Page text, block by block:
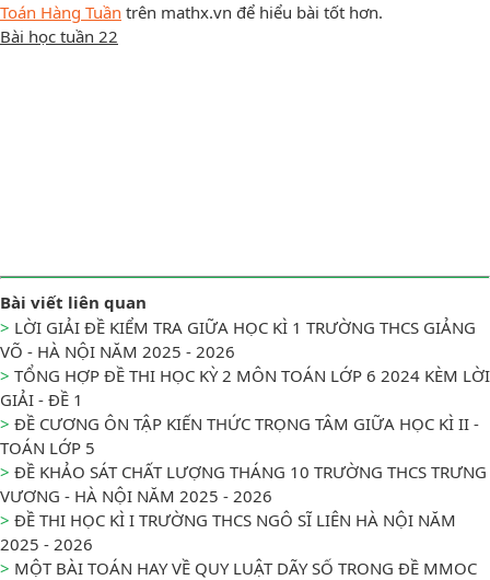
Toán Hàng Tuần trên mathx.vn để hiểu bài tốt hơn.
Bài học tuần 22
Bài viết liên quan
> LỜI GIẢI ĐỀ KIỂM TRA GIỮA HỌC KÌ 1 TRƯỜNG THCS GIẢNG
VÕ - HÀ NỘI NĂM 2025 - 2026
> TỔNG HỢP ĐỀ THI HỌC KỲ 2 MÔN TOÁN LỚP 6 2024 KÈM LỜI
GIẢI - ĐỀ 1
> ĐỀ CƯƠNG ÔN TẬP KIẾN THỨC TRỌNG TÂM GIỮA HỌC KÌ II -
TOÁN LỚP 5
> ĐỀ KHẢO SÁT CHẤT LƯỢNG THÁNG 10 TRƯỜNG THCS TRƯNG
VƯƠNG - HÀ NỘI NĂM 2025 - 2026
> ĐỀ THI HỌC KÌ I TRƯỜNG THCS NGÔ SĨ LIÊN HÀ NỘI NĂM
2025 - 2026
> MỘT BÀI TOÁN HAY VỀ QUY LUẬT DÃY SỐ TRONG ĐỀ MMOC